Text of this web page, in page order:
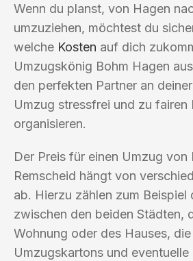
Wenn du planst, von Hagen
umzuziehen, möchtest du
welche Kosten auf dich
Umzugskönig Bohm Hagen
den perfekten Partner an
Umzug stressfrei und zu fairen
organisieren.
Der Preis für einen Umzug von
Remscheid hängt von
ab. Hierzu zählen zum Beispiel
zwischen den beiden Städten,
Wohnung oder des Hauses,
Umzugskartons und